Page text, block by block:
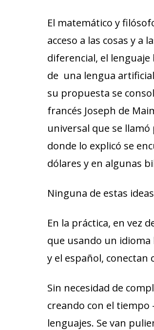
El matemático y
acceso a las cosas y a
diferencial, el
de una lengua
su propuesta se
francés Joseph de
universal que se
donde lo explicó se
dólares y en algunas
Ninguna de estas
En la práctica, en vez
que usando un idioma
y el español,
Sin necesidad de
creando con el
lenguajes. Se van